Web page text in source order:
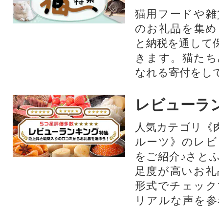
猫用フードや
のお礼品を集
と納税を通して
きます。猫た
なれる寄付をし
レビューラ
人気カテゴリ《
ルーツ》のレ
をご紹介♪さと
足度が高いお
形式でチェッ
リアルな声を